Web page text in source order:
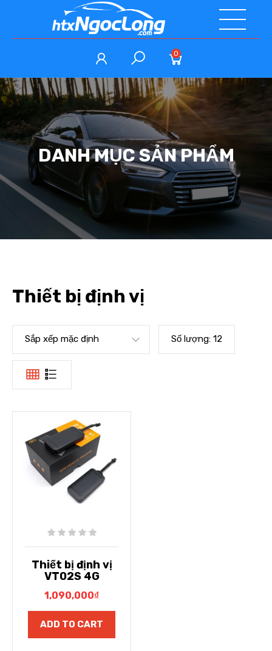
0
DANH MỤC SẢN PHẨM
Thiết bị định vị
Sắp xếp mặc định Số lượng: 12
Thiết bị định vị
VT02S 4G
1,090,000₫
ADD TO CART